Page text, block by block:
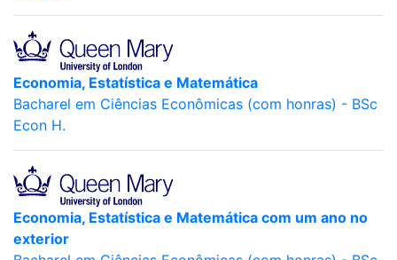
Economia, Estatística e Matemática
Bacharel em Ciências Econômicas (com honras) - BSc
Econ H.
Economia, Estatística e Matemática com um ano no
exterior